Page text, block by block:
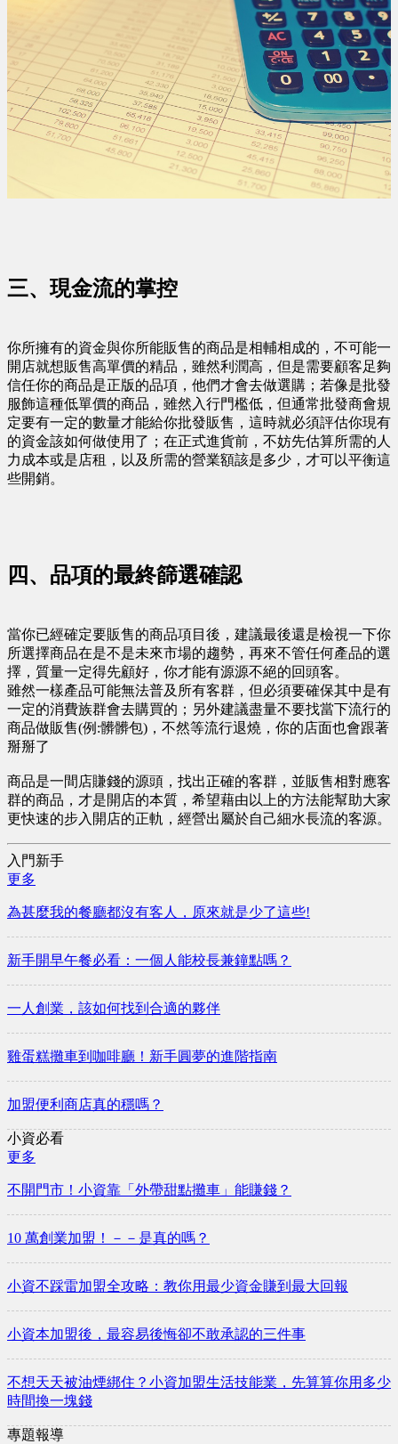
三、現金流的掌控
你所擁有的資金與你所能販售的商品是相輔相成的，不可能一
開店就想販售高單價的精品，雖然利潤高，但是需要顧客足夠
信任你的商品是正版的品項，他們才會去做選購；若像是批發
服飾這種低單價的商品，雖然入行門檻低，但通常批發商會規
定要有一定的數量才能給你批發販售，這時就必須評估你現有
的資金該如何做使用了；在正式進貨前，不妨先估算所需的人
力成本或是店租，以及所需的營業額該是多少，才可以平衡這
些開銷。
四、品項的最終篩選確認
當你已經確定要販售的商品項目後，建議最後還是檢視一下你
所選擇商品在是不是未來市場的趨勢，再來不管任何產品的選
擇，質量一定得先顧好，你才能有源源不絕的回頭客。
雖然一樣產品可能無法普及所有客群，但必須要確保其中是有
一定的消費族群會去購買的；另外建議盡量不要找當下流行的
商品做販售(例:髒髒包)，不然等流行退燒，你的店面也會跟著
掰掰了
商品是一間店賺錢的源頭，找出正確的客群，並販售相對應客
群的商品，才是開店的本質，希望藉由以上的方法能幫助大家
更快速的步入開店的正軌，經營出屬於自己細水長流的客源。
入門新手
更多
​為甚麼我的餐廳都沒有客人，原來就是少了這些!
新手開早午餐必看：一個人能校長兼鐘點嗎？
一人創業，該如何找到合適的夥伴
雞蛋糕攤車到咖啡廳！新手圓夢的進階指南
加盟便利商店真的穩嗎？
小資必看
更多
不開門市！小資靠「外帶甜點攤車」能賺錢？
10 萬創業加盟！－－是真的嗎？
小資不踩雷加盟全攻略：教你用最少資金賺到最大回報
小資本加盟後，最容易後悔卻不敢承認的三件事
不想天天被油煙綁住？小資加盟生活技能業，先算算你用多少
時間換一塊錢
專題報導